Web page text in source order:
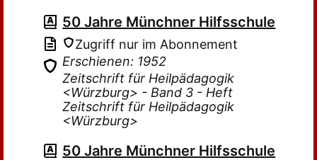
50 Jahre Münchner Hilfsschule
Zugriff nur im Abonnement
Erschienen: 1952
Zeitschrift für Heilpädagogik
<Würzburg> - Band 3 - Heft
Zeitschrift für Heilpädagogik
<Würzburg>
50 Jahre Münchner Hilfsschule